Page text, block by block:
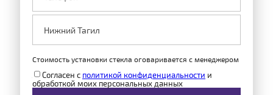
Стоимость установки стекла оговаривается с менеджером
Согласен с политикой конфиденциальности и
обработкой моих персональных данных